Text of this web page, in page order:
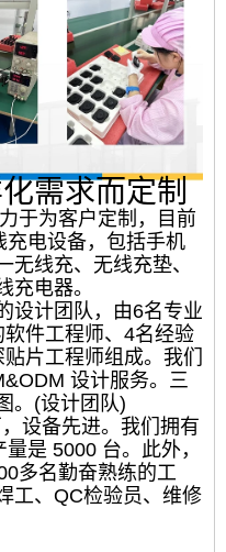
需求而定制
于为客户定制，目前
充电设备，包括手机
无线充、无线充垫、
充电器。
设计团队，由6名专业
件工程师、4名经验
片工程师组成。我们
设计服务。三
。(设计团队)
设备先进。我们拥有
是 5000 台。此外，
多名勤奋熟练的工
工、QC检验员、维修